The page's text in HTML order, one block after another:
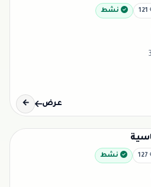
نشط
عرض ←
نشط